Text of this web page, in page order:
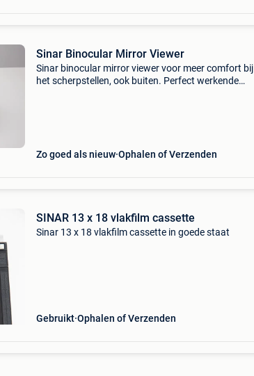
Sinar Binocular Mirror Viewer
Sinar binocular mirror viewer voor meer comfort bij
het scherpstellen, ook buiten. Perfect werkende
Zo goed als nieuw Ophalen of Verzenden
SINAR 13 x 18 vlakfilm cassette
Sinar 13 x 18 vlakfilm cassette in goede staat
Gebruikt Ophalen of Verzenden